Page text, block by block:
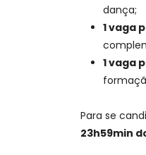
dança;
1 vaga
1 vaga
Para se
23h59min